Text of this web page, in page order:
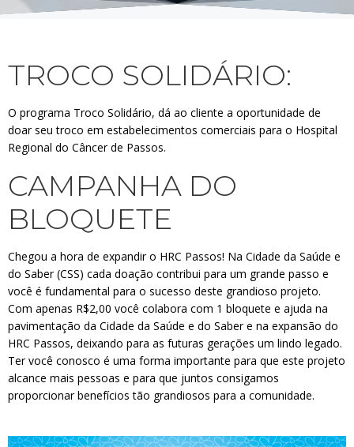
TROCO SOLIDÁRIO:
O programa Troco Solidário, dá ao cliente a oportunidade de
doar seu troco em estabelecimentos comerciais para o Hospital
Regional do Câncer de Passos.
CAMPANHA DO
BLOQUETE
Chegou a hora de expandir o HRC Passos! Na Cidade da Saúde e
do Saber (CSS) cada doação contribui para um grande passo e
você é fundamental para o sucesso deste grandioso projeto.
Com apenas R$2,00 você colabora com 1 bloquete e ajuda na
pavimentação da Cidade da Saúde e do Saber e na expansão do
HRC Passos, deixando para as futuras gerações um lindo legado.
Ter você conosco é uma forma importante para que este projeto
alcance mais pessoas e para que juntos consigamos
proporcionar benefícios tão grandiosos para a comunidade.